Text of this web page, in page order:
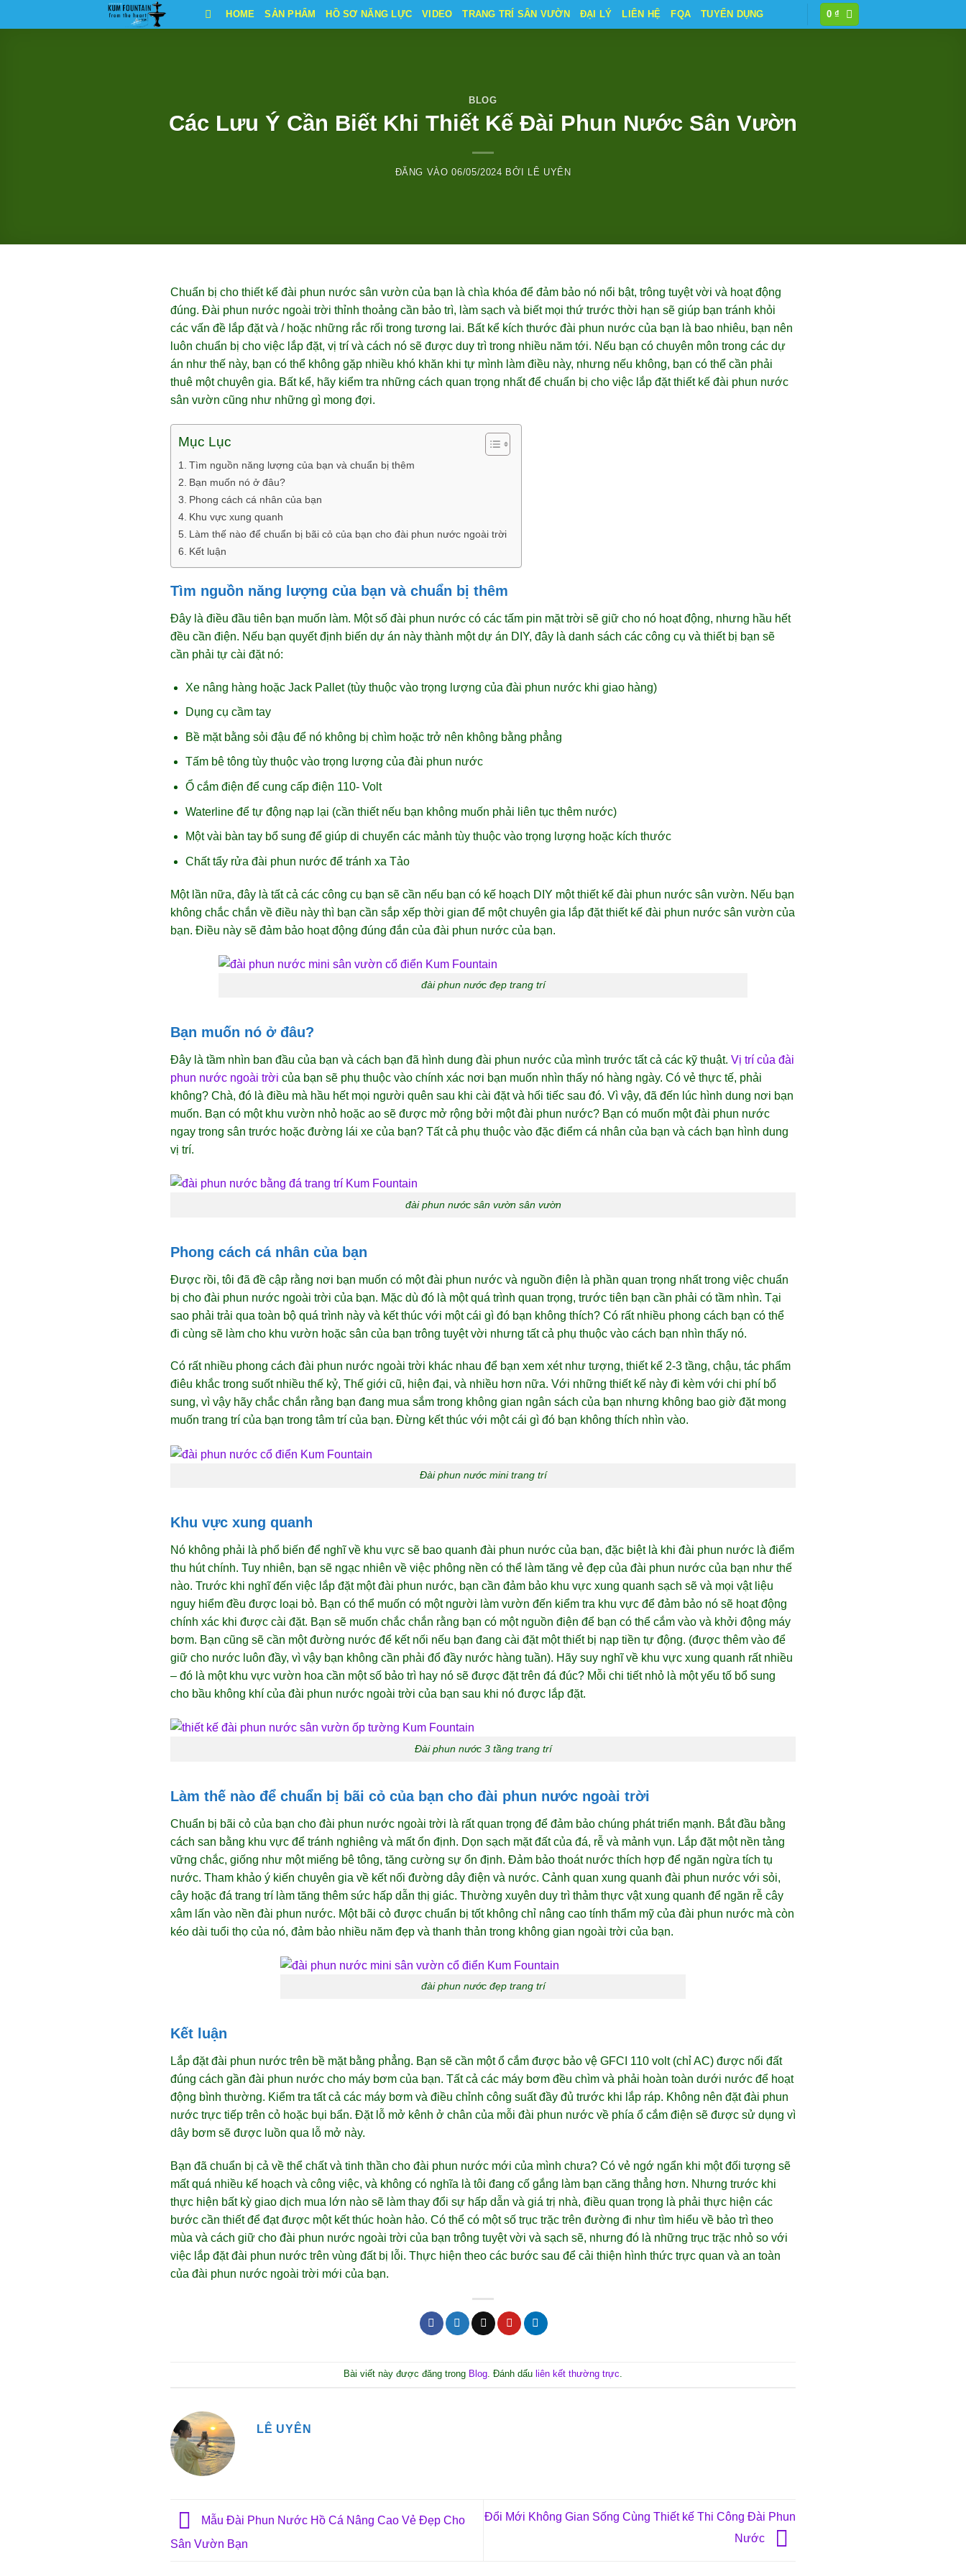
qua
HOME SẢN PHẨM HỒ SƠ NĂNG LỰC VIDEO TRANG TRÍ SÂN VƯỜN ĐẠI LÝ LIÊN HỆ FQA TUYỂN DỤNG 0₫
BLOG
Các Lưu Ý Cần Biết Khi Thiết Kế Đài Phun Nước Sân Vườn
ĐĂNG VÀO06/05/2024 BỞI LÊ UYÊN
Chuẩn bị cho thiết kế đài phun nước sân vườn của bạn là chìa khóa để đảm bảo nó nổi bật, trông tuyệt vời và hoạt động
đúng. Đài phun nước ngoài trời thỉnh thoảng cần bảo trì, làm sạch và biết mọi thứ trước thời hạn sẽ giúp bạn tránh khỏi
các vấn đề lắp đặt và / hoặc những rắc rối trong tương lai. Bất kể kích thước đài phun nước của bạn là bao nhiêu, bạn nên
luôn chuẩn bị cho việc lắp đặt, vị trí và cách nó sẽ được duy trì trong nhiều năm tới. Nếu bạn có chuyên môn trong các dự
án như thế này, bạn có thể không gặp nhiều khó khăn khi tự mình làm điều này, nhưng nếu không, bạn có thể cần phải
thuê một chuyên gia. Bất kể, hãy kiểm tra những cách quan trọng nhất để chuẩn bị cho việc lắp đặt thiết kế đài phun nước
sân vườn cũng như những gì mong đợi.
Mục Lục
Tìm nguồn năng lượng của bạn và chuẩn bị thêm
Bạn muốn nó ở đâu?
Phong cách cá nhân của bạn
Khu vực xung quanh
Làm thế nào để chuẩn bị bãi cỏ của bạn cho đài phun nước ngoài trời
Kết luận
Tìm nguồn năng lượng của bạn và chuẩn bị thêm
Đây là điều đầu tiên bạn muốn làm. Một số đài phun nước có các tấm pin mặt trời sẽ giữ cho nó hoạt động, nhưng hầu hết
đều cần điện. Nếu bạn quyết định biến dự án này thành một dự án DIY, đây là danh sách các công cụ và thiết bị bạn sẽ
cần phải tự cài đặt nó:
Xe nâng hàng hoặc Jack Pallet (tùy thuộc vào trọng lượng của đài phun nước khi giao hàng)
Dụng cụ cầm tay
Bề mặt bằng sỏi đậu để nó không bị chìm hoặc trở nên không bằng phẳng
Tấm bê tông tùy thuộc vào trọng lượng của đài phun nước
Ổ cắm điện để cung cấp điện 110- Volt
Waterline để tự động nạp lại (cần thiết nếu bạn không muốn phải liên tục thêm nước)
Một vài bàn tay bổ sung để giúp di chuyển các mảnh tùy thuộc vào trọng lượng hoặc kích thước
Chất tẩy rửa đài phun nước để tránh xa Tảo
Một lần nữa, đây là tất cả các công cụ bạn sẽ cần nếu bạn có kế hoạch DIY một thiết kế đài phun nước sân vườn. Nếu bạn
không chắc chắn về điều này thì bạn cần sắp xếp thời gian để một chuyên gia lắp đặt thiết kế đài phun nước sân vườn của
bạn. Điều này sẽ đảm bảo hoạt động đúng đắn của đài phun nước của bạn.
đài phun nước đẹp trang trí
Bạn muốn nó ở đâu?
Đây là tầm nhìn ban đầu của bạn và cách bạn đã hình dung đài phun nước của mình trước tất cả các kỹ thuật. Vị trí của đài
phun nước ngoài trời của bạn sẽ phụ thuộc vào chính xác nơi bạn muốn nhìn thấy nó hàng ngày. Có vẻ thực tế, phải
không? Chà, đó là điều mà hầu hết mọi người quên sau khi cài đặt và hối tiếc sau đó. Vì vậy, đã đến lúc hình dung nơi bạn
muốn. Bạn có một khu vườn nhỏ hoặc ao sẽ được mở rộng bởi một đài phun nước? Bạn có muốn một đài phun nước
ngay trong sân trước hoặc đường lái xe của bạn? Tất cả phụ thuộc vào đặc điểm cá nhân của bạn và cách bạn hình dung
vị trí.
đài phun nước sân vườn sân vườn
Phong cách cá nhân của bạn
Được rồi, tôi đã đề cập rằng nơi bạn muốn có một đài phun nước và nguồn điện là phần quan trọng nhất trong việc chuẩn
bị cho đài phun nước ngoài trời của bạn. Mặc dù đó là một quá trình quan trọng, trước tiên bạn cần phải có tầm nhìn. Tại
sao phải trải qua toàn bộ quá trình này và kết thúc với một cái gì đó bạn không thích? Có rất nhiều phong cách bạn có thể
đi cùng sẽ làm cho khu vườn hoặc sân của bạn trông tuyệt vời nhưng tất cả phụ thuộc vào cách bạn nhìn thấy nó.
Có rất nhiều phong cách đài phun nước ngoài trời khác nhau để bạn xem xét như tượng, thiết kế 2-3 tầng, chậu, tác phẩm
điêu khắc trong suốt nhiều thế kỷ, Thế giới cũ, hiện đại, và nhiều hơn nữa. Với những thiết kế này đi kèm với chi phí bổ
sung, vì vậy hãy chắc chắn rằng bạn đang mua sắm trong không gian ngân sách của bạn nhưng không bao giờ đặt mong
muốn trang trí của bạn trong tâm trí của bạn. Đừng kết thúc với một cái gì đó bạn không thích nhìn vào.
Đài phun nước mini trang trí
Khu vực xung quanh
Nó không phải là phổ biến để nghĩ về khu vực sẽ bao quanh đài phun nước của bạn, đặc biệt là khi đài phun nước là điểm
thu hút chính. Tuy nhiên, bạn sẽ ngạc nhiên về việc phông nền có thể làm tăng vẻ đẹp của đài phun nước của bạn như thế
nào. Trước khi nghĩ đến việc lắp đặt một đài phun nước, bạn cần đảm bảo khu vực xung quanh sạch sẽ và mọi vật liệu
nguy hiểm đều được loại bỏ. Bạn có thể muốn có một người làm vườn đến kiểm tra khu vực để đảm bảo nó sẽ hoạt động
chính xác khi được cài đặt. Bạn sẽ muốn chắc chắn rằng bạn có một nguồn điện để bạn có thể cắm vào và khởi động máy
bơm. Bạn cũng sẽ cần một đường nước để kết nối nếu bạn đang cài đặt một thiết bị nạp tiền tự động. (được thêm vào để
giữ cho nước luôn đầy, vì vậy bạn không cần phải đổ đầy nước hàng tuần). Hãy suy nghĩ về khu vực xung quanh rất nhiều
– đó là một khu vực vườn hoa cần một số bảo trì hay nó sẽ được đặt trên đá đúc? Mỗi chi tiết nhỏ là một yếu tố bổ sung
cho bầu không khí của đài phun nước ngoài trời của bạn sau khi nó được lắp đặt.
Đài phun nước 3 tầng trang trí
Làm thế nào để chuẩn bị bãi cỏ của bạn cho đài phun nước ngoài trời
Chuẩn bị bãi cỏ của bạn cho đài phun nước ngoài trời là rất quan trọng để đảm bảo chúng phát triển mạnh. Bắt đầu bằng
cách san bằng khu vực để tránh nghiêng và mất ổn định. Dọn sạch mặt đất của đá, rễ và mảnh vụn. Lắp đặt một nền tảng
vững chắc, giống như một miếng bê tông, tăng cường sự ổn định. Đảm bảo thoát nước thích hợp để ngăn ngừa tích tụ
nước. Tham khảo ý kiến chuyên gia về kết nối đường dây điện và nước. Cảnh quan xung quanh đài phun nước với sỏi,
cây hoặc đá trang trí làm tăng thêm sức hấp dẫn thị giác. Thường xuyên duy trì thảm thực vật xung quanh để ngăn rễ cây
xâm lấn vào nền đài phun nước. Một bãi cỏ được chuẩn bị tốt không chỉ nâng cao tính thẩm mỹ của đài phun nước mà còn
kéo dài tuổi thọ của nó, đảm bảo nhiều năm đẹp và thanh thản trong không gian ngoài trời của bạn.
đài phun nước đẹp trang trí
Kết luận
Lắp đặt đài phun nước trên bề mặt bằng phẳng. Bạn sẽ cần một ổ cắm được bảo vệ GFCI 110 volt (chỉ AC) được nối đất
đúng cách gần đài phun nước cho máy bơm của bạn. Tất cả các máy bơm đều chìm và phải hoàn toàn dưới nước để hoạt
động bình thường. Kiểm tra tất cả các máy bơm và điều chỉnh công suất đầy đủ trước khi lắp ráp. Không nên đặt đài phun
nước trực tiếp trên cỏ hoặc bụi bẩn. Đặt lỗ mở kênh ở chân của mỗi đài phun nước về phía ổ cắm điện sẽ được sử dụng vì
dây bơm sẽ được luồn qua lỗ mở này.
Bạn đã chuẩn bị cả về thể chất và tinh thần cho đài phun nước mới của mình chưa? Có vẻ ngớ ngẩn khi một đối tượng sẽ
mất quá nhiều kế hoạch và công việc, và không có nghĩa là tôi đang cố gắng làm bạn căng thẳng hơn. Nhưng trước khi
thực hiện bất kỳ giao dịch mua lớn nào sẽ làm thay đổi sự hấp dẫn và giá trị nhà, điều quan trọng là phải thực hiện các
bước cần thiết để đạt được một kết thúc hoàn hảo. Có thể có một số trục trặc trên đường đi như tìm hiểu về bảo trì theo
mùa và cách giữ cho đài phun nước ngoài trời của bạn trông tuyệt vời và sạch sẽ, nhưng đó là những trục trặc nhỏ so với
việc lắp đặt đài phun nước trên vùng đất bị lỗi. Thực hiện theo các bước sau để cải thiện hình thức trực quan và an toàn
của đài phun nước ngoài trời mới của bạn.
Bài viết này được đăng trong Blog. Đánh dấu liên kết thường trực.
LÊ UYÊN
Mẫu Đài Phun Nước Hồ Cá Nâng Cao Vẻ Đẹp Cho
Sân Vườn Bạn
Đổi Mới Không Gian Sống Cùng Thiết kế Thi Công Đài Phun
Nước